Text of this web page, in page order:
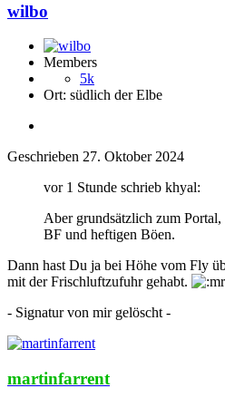
wilbo
Members
5k
Ort: südlich der Elbe
Geschrieben 27. Oktober 2024
vor 1 Stunde schrieb khyal:
Aber grundsätzlich zum
BF und heftigen Böen.
Dann hast Du ja bei Höhe vom Fly
mit der Frischluftzufuhr gehabt.
- Signatur von mir gelöscht -
martinfarrent